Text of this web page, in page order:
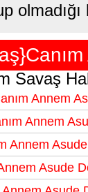
Savaş
Annem
Annem
Annem
Asude